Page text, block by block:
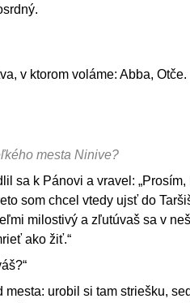
v ktorom voláme: Abba, Otče.
mesta Ninive?
sa k Pánovi a vravel:
som chcel vtedy ujsť do
milostivý a zľutúvaš sa v
ako žiť.“
urobil si tam striešku,